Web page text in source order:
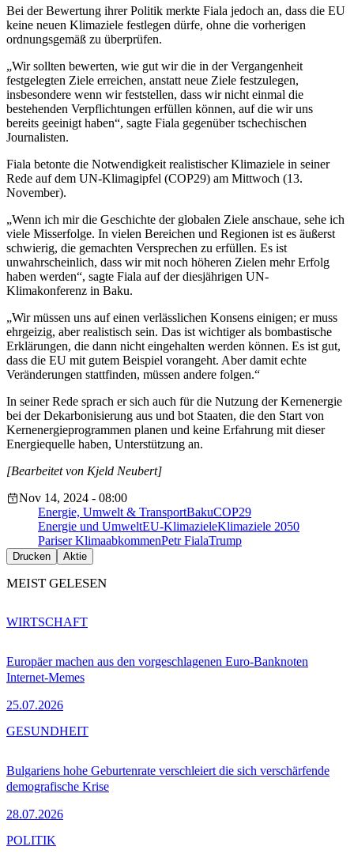
Bei der Bewertung ihrer Politik merkte Fiala jedoch an, dass die EU
keine neuen Klimaziele festlegen dürfe, ohne die vorherigen
ordnungsgemäß zu überprüfen.
„Wir sollten bewerten, wie gut wir die in der Vergangenheit
festgelegten Ziele erreichen, anstatt neue Ziele festzulegen,
insbesondere wenn wir feststellen, dass wir nicht einmal die
bestehenden Verpflichtungen erfüllen können, auf die wir uns
bereits geeinigt haben“, sagte Fiala gegenüber tschechischen
Journalisten.
Fiala betonte die Notwendigkeit realistischer Klimaziele in seiner
Rede auf dem UN-Klimagipfel (COP29) am Mittwoch (13.
November).
„Wenn ich mir die Geschichte der globalen Ziele anschaue, sehe ich
viele Misserfolge. In vielen Bereichen und Regionen ist es äußerst
schwierig, die gemachten Versprechen zu erfüllen. Es ist
unwahrscheinlich, dass wir mit noch höheren Zielen mehr Erfolg
haben werden“, sagte Fiala auf der diesjährigen UN-
Klimakonferenz in Baku.
„Wir müssen uns auf einen verlässlichen Konsens einigen; er muss
ehrgeizig, aber realistisch sein. Das ist wichtiger als bombastische
Erklärungen, die dann nicht eingehalten werden können. Es ist gut,
dass die EU mit gutem Beispiel vorangeht. Aber damit echte
Veränderungen stattfinden, müssen andere folgen.“
In seiner Rede sprach er sich auch für die Nutzung der Kernenergie
bei der Dekarbonisierung aus und bot Staaten, die den Start von
Kernenergieprogrammen planen und keine Erfahrung mit dieser
Energiequelle haben, Unterstützung an.
[Bearbeitet von Kjeld Neubert]
Nov 14, 2024 - 08:00
Energie, Umwelt & TransportBakuCOP29
Energie und UmweltEU-KlimazieleKlimaziele 2050
Pariser KlimaabkommenPetr FialaTrump
Drucken Aktie
MEIST GELESEN
Europäer machen aus den vorgeschlagenen Euro-Banknoten
Internet-Memes
25.07.2026
WIRTSCHAFT
Bulgariens hohe Geburtenrate verschleiert die sich verschärfende
demografische Krise
28.07.2026
GESUNDHEIT
POLITIK